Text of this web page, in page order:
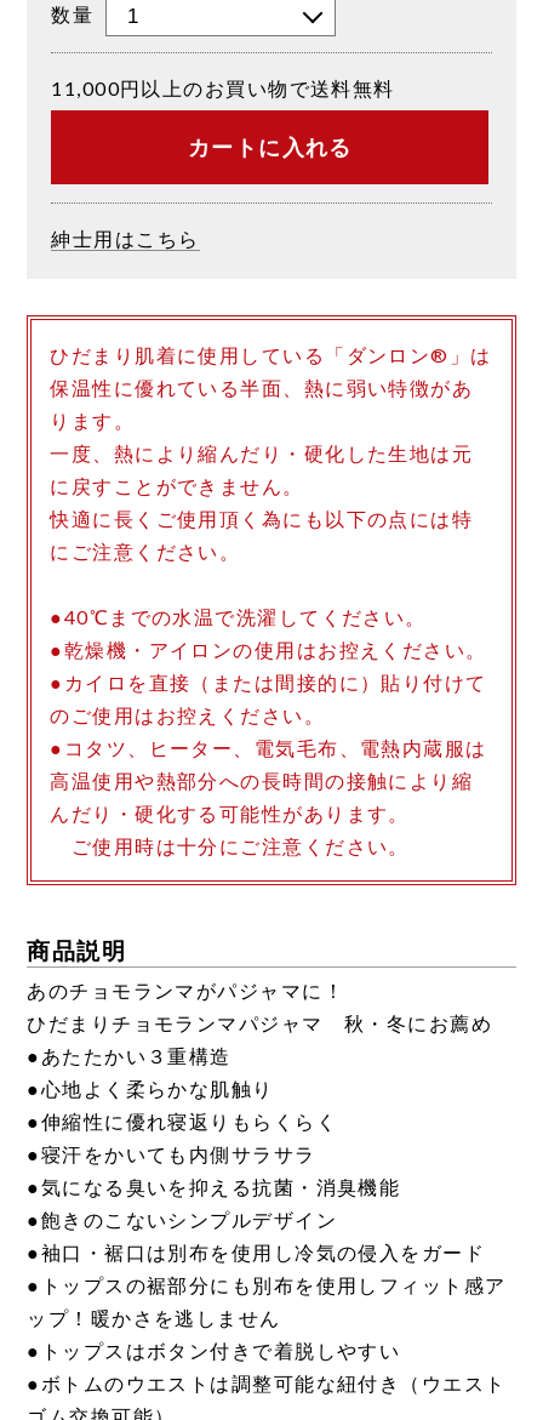
数量
11,000円以上のお買い物で送料無料
カートに入れる
紳士用はこちら
ひだまり肌着に使用している「ダンロン®」は
保温性に優れている半面、熱に弱い特徴があ
ります。
一度、熱により縮んだり・硬化した生地は元
に戻すことができません。
快適に長くご使用頂く為にも以下の点には特
にご注意ください。
●40℃までの水温で洗濯してください。
●乾燥機・アイロンの使用はお控えください。
●カイロを直接（または間接的に）貼り付けて
のご使用はお控えください。
●コタツ、ヒーター、電気毛布、電熱内蔵服は
高温使用や熱部分への長時間の接触により縮
んだり・硬化する可能性があります。
ご使用時は十分にご注意ください。
商品説明
あのチョモランマがパジャマに！
ひだまりチョモランマパジャマ 秋・冬にお薦め
●あたたかい３重構造
●心地よく柔らかな肌触り
●伸縮性に優れ寝返りもらくらく
●寝汗をかいても内側サラサラ
●気になる臭いを抑える抗菌・消臭機能
●飽きのこないシンプルデザイン
●袖口・裾口は別布を使用し冷気の侵入をガード
●トップスの裾部分にも別布を使用しフィット感ア
ップ！暖かさを逃しません
●トップスはボタン付きで着脱しやすい
●ボトムのウエストは調整可能な紐付き（ウエスト